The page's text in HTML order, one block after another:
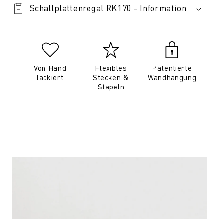
Schallplattenregal RK170 - Information
Von Hand
lackiert
Flexibles
Stecken &
Stapeln
Patentierte
Wandhängung